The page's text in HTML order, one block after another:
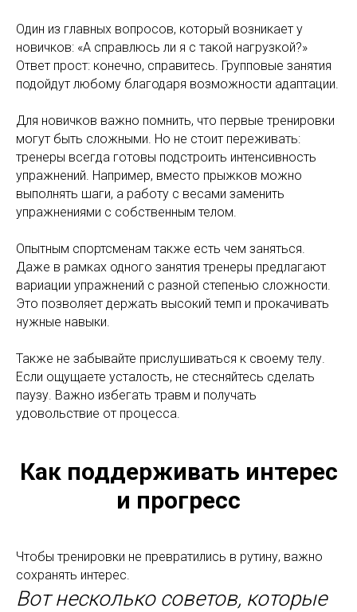
Один из главных вопросов, который возникает у
новичков: «А справлюсь ли я с такой нагрузкой?»
Ответ прост: конечно, справитесь. Групповые занятия
подойдут любому благодаря возможности адаптации.
Для новичков важно помнить, что первые тренировки
могут быть сложными. Но не стоит переживать:
тренеры всегда готовы подстроить интенсивность
упражнений. Например, вместо прыжков можно
выполнять шаги, а работу с весами заменить
упражнениями с собственным телом.
Опытным спортсменам также есть чем заняться.
Даже в рамках одного занятия тренеры предлагают
вариации упражнений с разной степенью сложности.
Это позволяет держать высокий темп и прокачивать
нужные навыки.
Также не забывайте прислушиваться к своему телу.
Если ощущаете усталость, не стесняйтесь сделать
паузу. Важно избегать травм и получать
удовольствие от процесса.
Как поддерживать интерес
и прогресс
Чтобы тренировки не превратились в рутину, важно
сохранять интерес.
Вот несколько советов, которые